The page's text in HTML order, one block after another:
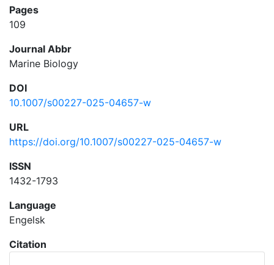
Pages
109
Journal Abbr
Marine Biology
DOI
10.1007/s00227-025-04657-w
URL
https://doi.org/10.1007/s00227-025-04657-w
ISSN
1432-1793
Language
Engelsk
Citation